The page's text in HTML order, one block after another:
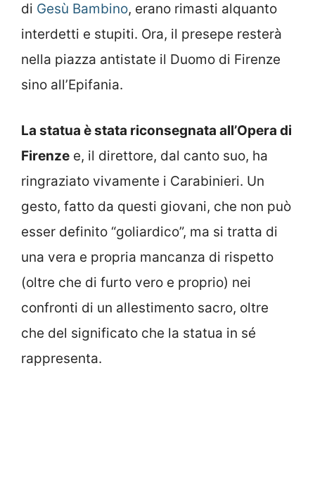
di Gesù Bambino, erano rimasti alquanto
interdetti e stupiti. Ora, il presepe resterà
nella piazza antistate il Duomo di Firenze
sino all’Epifania.
La statua è stata riconsegnata all’Opera di
Firenze e, il direttore, dal canto suo, ha
ringraziato vivamente i Carabinieri. Un
gesto, fatto da questi giovani, che non può
esser definito “goliardico”, ma si tratta di
una vera e propria mancanza di rispetto
(oltre che di furto vero e proprio) nei
confronti di un allestimento sacro, oltre
che del significato che la statua in sé
rappresenta.